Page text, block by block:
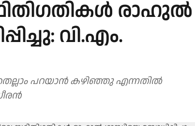
രാഹുൽ
വി.എം.
പറയാൻ കഴിഞ്ഞു എന്നതിൽ